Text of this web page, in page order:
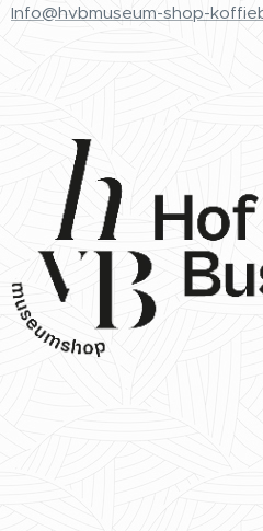
Info@hvbmuseum-shop-